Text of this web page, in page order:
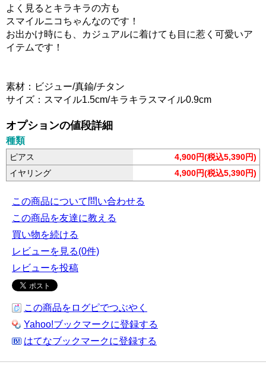
よく見るとキラキラの方も
スマイルニコちゃんなのです！
お出かけ時にも、カジュアルに着けても目に惹く可愛いア
イテムです！
素材：ビジュー/真鍮/チタン
サイズ：スマイル1.5cm/キラキラスマイル0.9cm
オプションの値段詳細
種類
ピアス
4,900円(税込5,390円)
イヤリング
4,900円(税込5,390円)
この商品について問い合わせる
この商品を友達に教える
買い物を続ける
レビューを見る(0件)
レビューを投稿
この商品をログピでつぶやく
Yahoo!ブックマークに登録する
はてなブックマークに登録する